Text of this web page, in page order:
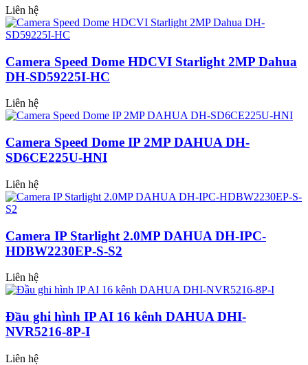
Liên hệ
Camera Speed Dome HDCVI Starlight 2MP Dahua
DH-SD59225I-HC
Liên hệ
Camera Speed Dome IP 2MP DAHUA DH-
SD6CE225U-HNI
Liên hệ
Camera IP Starlight 2.0MP DAHUA DH-IPC-
HDBW2230EP-S-S2
Liên hệ
Đầu ghi hình IP AI 16 kênh DAHUA DHI-
NVR5216-8P-I
Liên hệ